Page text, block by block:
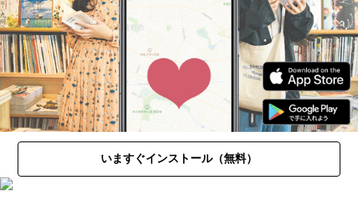
いますぐインストール（無料）